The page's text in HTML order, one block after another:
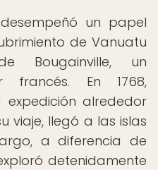
un papel
de Vanuatu
Bougainville, un
francés. En 1768,
expedición alrededor
viaje, llegó a las islas
a diferencia de
detenidamente